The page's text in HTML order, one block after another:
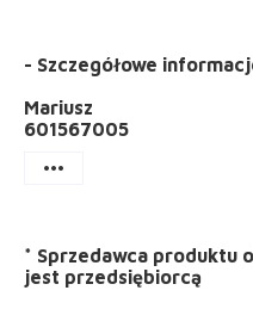
- Szczegółowe
Mariusz
601567005
more_horiz
* Sprzedawca produktu
jest przedsiębiorcą